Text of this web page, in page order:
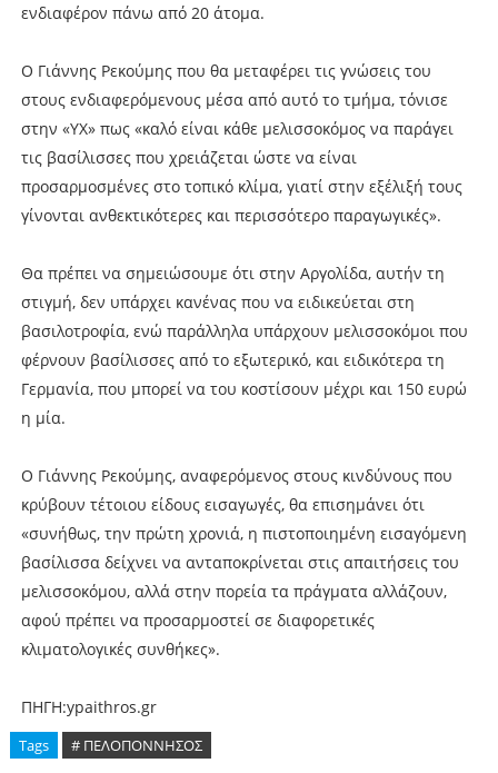
ενδιαφέρον πάνω από 20 άτομα.
Ο Γιάννης Ρεκούμης που θα μεταφέρει τις γνώσεις του
στους ενδιαφερόμενους μέσα από αυτό το τμήμα, τόνισε
στην «ΥΧ» πως «καλό είναι κάθε μελισσοκόμος να παράγει
τις βασίλισσες που χρειάζεται ώστε να είναι
προσαρμοσμένες στο τοπικό κλίμα, γιατί στην εξέλιξή τους
γίνονται ανθεκτικότερες και περισσότερο παραγωγικές».
Θα πρέπει να σημειώσουμε ότι στην Αργολίδα, αυτήν τη
στιγμή, δεν υπάρχει κανένας που να ειδικεύεται στη
βασιλοτροφία, ενώ παράλληλα υπάρχουν μελισσοκόμοι που
φέρνουν βασίλισσες από το εξωτερικό, και ειδικότερα τη
Γερμανία, που μπορεί να του κοστίσουν μέχρι και 150 ευρώ
η μία.
Ο Γιάννης Ρεκούμης, αναφερόμενος στους κινδύνους που
κρύβουν τέτοιου είδους εισαγωγές, θα επισημάνει ότι
«συνήθως, την πρώτη χρονιά, η πιστοποιημένη εισαγόμενη
βασίλισσα δείχνει να ανταποκρίνεται στις απαιτήσεις του
μελισσοκόμου, αλλά στην πορεία τα πράγματα αλλάζουν,
αφού πρέπει να προσαρμοστεί σε διαφορετικές
κλιματολογικές συνθήκες».
ΠΗΓΗ:ypaithros.gr
Tags # ΠΕΛΟΠΟΝΝΗΣΟΣ